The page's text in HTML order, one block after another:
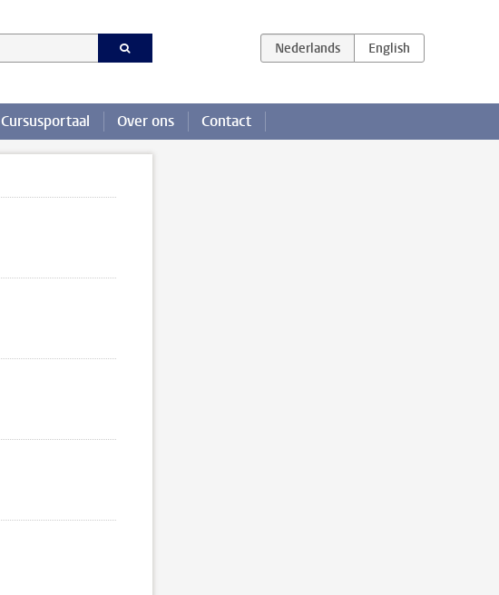
Cursusportaal Over ons Contact